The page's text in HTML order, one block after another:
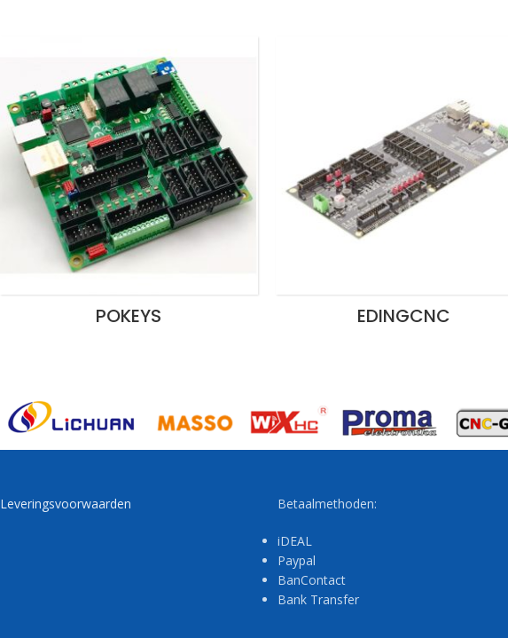
POKEYS EDINGCNC
Leveringsvoorwaarden Betaalmethoden:
iDEAL
Paypal
BanContact
Bank Transfer